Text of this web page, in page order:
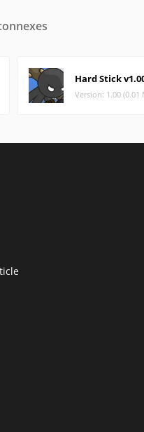
Hard Stick
Version: 1.00 (0.01